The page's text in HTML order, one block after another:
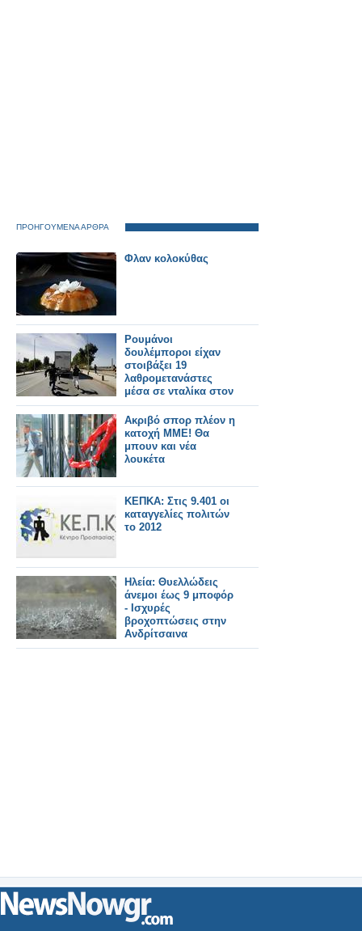
ΠΡΟΗΓΟΥΜΕΝΑ ΑΡΘΡΑ
Φλαν κολοκύθας
Ρουμάνοι
δουλέμποροι είχαν
στοιβάξει 19
λαθρομετανάστες
μέσα σε νταλίκα στον
Έβρο
Ακριβό σπορ πλέον η
κατοχή ΜΜΕ! Θα
μπουν και νέα
λουκέτα
ΚΕΠΚΑ: Στις 9.401 οι
καταγγελίες πολιτών
το 2012
Ηλεία: Θυελλώδεις
άνεμοι έως 9 μποφόρ
- Ισχυρές
βροχοπτώσεις στην
Ανδρίτσαινα